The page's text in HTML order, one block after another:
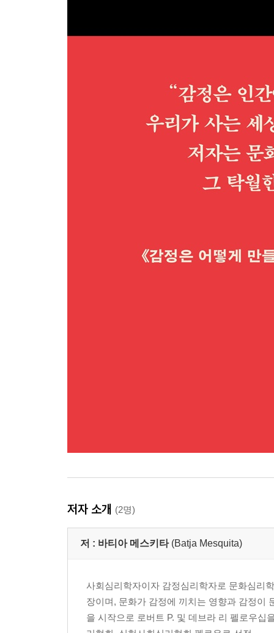
저자 소개 (2명)
저 : 바티아 메스키타 (Batja Mesquita)
사회심리학자이자 감정심리학자로 문화심리
장이며, 문화가 감정에 끼치는 영향과 감정이
을 시작으로 로버트 P. 및 데브라 리 펠로우십